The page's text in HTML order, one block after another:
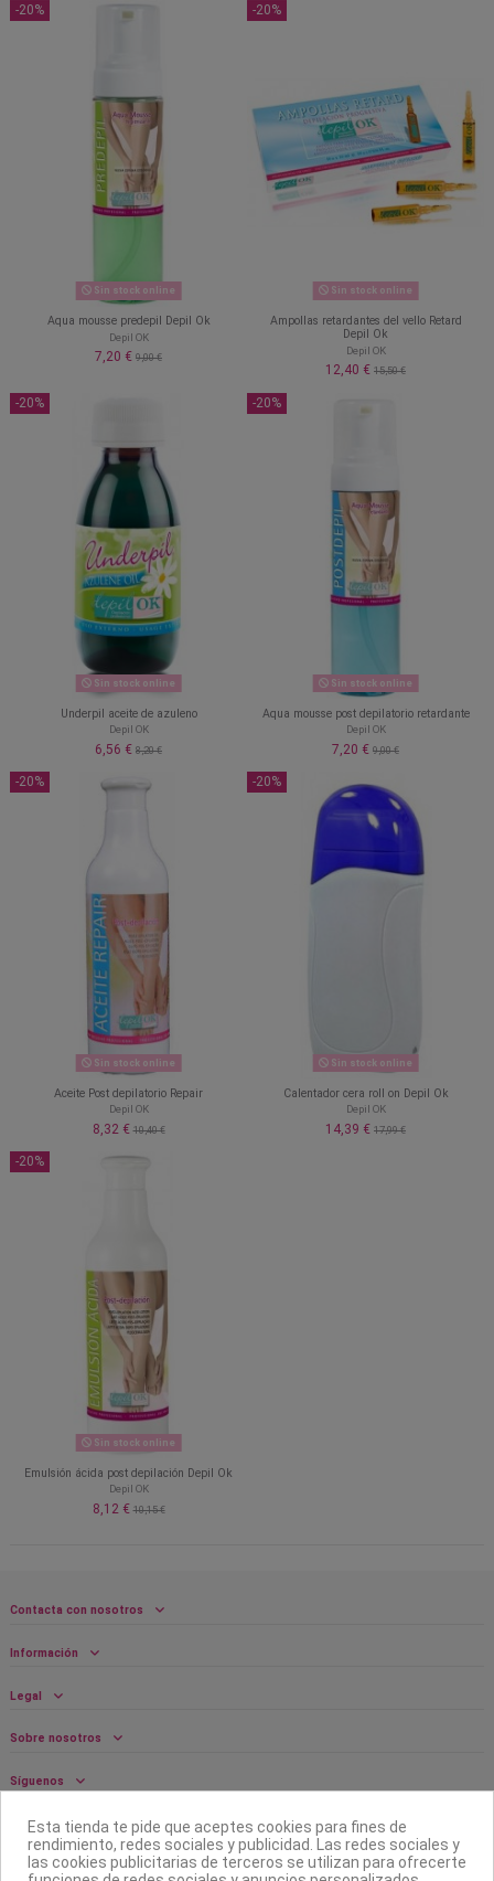
-20%
Sin stock online
Aqua mousse predepil Depil Ok
Depil OK
7,20 € 9,00 €
-20%
Sin stock online
Ampollas retardantes del vello Retard
Depil Ok
Depil OK
12,40 € 15,50 €
-20%
Sin stock online
Underpil aceite de azuleno
Depil OK
6,56 € 8,20 €
-20%
Sin stock online
Aqua mousse post depilatorio retardante
Depil OK
7,20 € 9,00 €
-20%
Sin stock online
Aceite Post depilatorio Repair
Depil OK
8,32 €10,40 €
-20%
Sin stock online
Calentador cera roll on Depil Ok
Depil OK
14,39 € 17,99 €
-20%
Sin stock online
Emulsión ácida post depilación Depil Ok
Depil OK
8,12 €10,15 €
Contacta con nosotros
Información
Legal
Sobre nosotros
Síguenos
Boletín
Esta tienda te pide que aceptes cookies para fines de
rendimiento, redes sociales y publicidad. Las redes sociales y
las cookies publicitarias de terceros se utilizan para ofrecerte